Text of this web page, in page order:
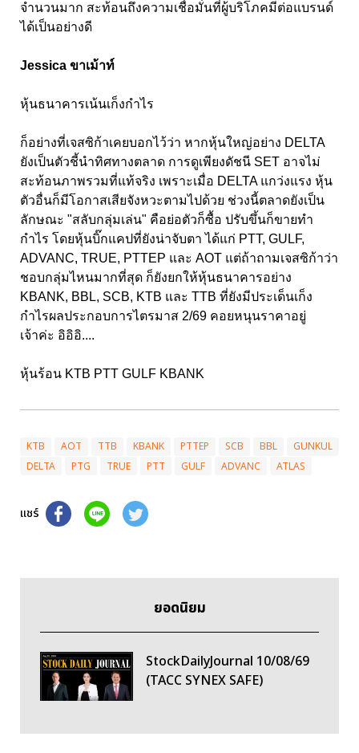
จำนวนมาก สะท้อนถึงความเชื่อมั่นที่ผู้บริโภคมีต่อแบรนด์
ได้เป็นอย่างดี
Jessica ขาเม้าท์
หุ้นธนาคารเน้นเก็งกำไร
ก็อย่างที่เจสซิก้าเคยบอกไว้ว่า หากหุ้นใหญ่อย่าง DELTA
ยังเป็นตัวชี้นำทิศทางตลาด การดูเพียงดัชนี SET อาจไม่
สะท้อนภาพรวมที่แท้จริง เพราะเมื่อ DELTA แกว่งแรง หุ้น
ตัวอื่นก็มีโอกาสเสียจังหวะตามไปด้วย ช่วงนี้ตลาดยังเป็น
ลักษณะ "สลับกลุ่มเล่น" คือย่อตัวก็ซื้อ ปรับขึ้นก็ขายทำ
กำไร โดยหุ้นบิ๊กแคปที่ยังน่าจับตา ได้แก่ PTT, GULF,
ADVANC, TRUE, PTTEP และ AOT แต่ถ้าถามเจสซิก้าว่า
ชอบกลุ่มไหนมากที่สุด ก็ยังยกให้หุ้นธนาคารอย่าง
KBANK, BBL, SCB, KTB และ TTB ที่ยังมีประเด็นเก็ง
กำไรผลประกอบการไตรมาส 2/69 คอยหนุนราคาอยู่
เจ้าค่ะ อิอิอิ....
หุ้นร้อน KTB PTT GULF KBANK
KTB AOT TTB KBANK PTTEP SCB BBL
GUNKUL
DELTA
PTG TRUE PTT GULF ADVANC ATLAS
แชร์
ยอดนิยม
StockDailyJournal 10/08/69
(TACC SYNEX SAFE)